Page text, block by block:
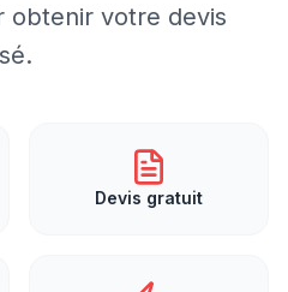
obtenir votre devis
Devis gratuit